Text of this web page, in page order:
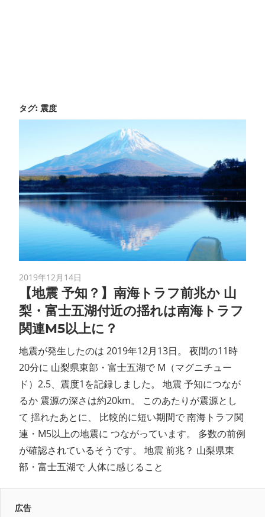
タグ: 震度
2019年12月14日
【地震 予知？】南海トラフ前兆か 山
梨・富士五湖付近の揺れは南海トラフ
関連M5以上に？
地震が発生したのは 2019年12月13日。 夜間の11時
20分に 山梨県東部・富士五湖で M（マグニチュー
ド）2.5、震度1を記録しました。 地震 予知につなが
るか 震源の深さは約20km。 このあたりが震源とし
て 揺れたあとに、 比較的に短い期間で 南海トラフ関
連・M5以上の地震に つながっています。 多数の前例
が確認されているそうです。 地震 前兆？ 山梨県東
部・富士五湖で 人体に感じること
広告